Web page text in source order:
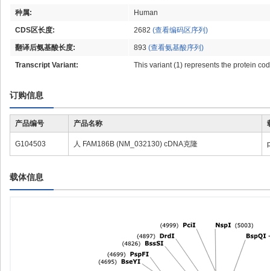
种属: Human
CDS区长度: 2682 (查看编码区序列)
翻译后氨基酸长度: 893 (查看氨基酸序列)
Transcript Variant: This variant (1) represents the protein
订购信息
产品编号 产品名称
G104503 人 FAM186B (NM_032130) cDNA克隆
载体信息